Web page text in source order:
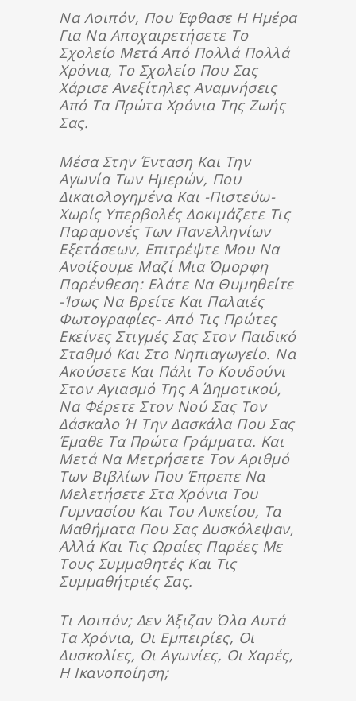
Να Λοιπόν, Που Έφθασε Η Ημέρα
Για Να Αποχαιρετήσετε Το
Σχολείο Μετά Από Πολλά Πολλά
Χρόνια, Το Σχολείο Που Σας
Χάρισε Ανεξίτηλες Αναμνήσεις
Από Τα Πρώτα Χρόνια Της Ζωής
Σας.
Μέσα Στην Ένταση Και Την
Αγωνία Των Ημερών, Που
Δικαιολογημένα Και -πιστεύω-
Χωρίς Υπερβολές Δοκιμάζετε Τις
Παραμονές Των Πανελληνίων
Εξετάσεων, Επιτρέψτε Μου Να
Ανοίξουμε Μαζί Μια Όμορφη
Παρένθεση: Ελάτε Να Θυμηθείτε
-ίσως Να Βρείτε Και Παλαιές
Φωτογραφίες- Από Τις Πρώτες
Εκείνες Στιγμές Σας Στον Παιδικό
Σταθμό Και Στο Νηπιαγωγείο. Να
Ακούσετε Και Πάλι Το Κουδούνι
Στον Αγιασμό Της Α΄ Δημοτικού,
Να Φέρετε Στον Νού Σας Τον
Δάσκαλο Ή Την Δασκάλα Που Σας
Έμαθε Τα Πρώτα Γράμματα. Και
Μετά Να Μετρήσετε Τον Αριθμό
Των Βιβλίων Που Έπρεπε Να
Μελετήσετε Στα Χρόνια Του
Γυμνασίου Και Του Λυκείου, Τα
Μαθήματα Που Σας Δυσκόλεψαν,
Αλλά Και Τις Ωραίες Παρέες Με
Τους Συμμαθητές Και Τις
Συμμαθήτριές Σας.
Τι Λοιπόν; Δεν Άξιζαν Όλα Αυτά
Τα Χρόνια, Οι Εμπειρίες, Οι
Δυσκολίες, Οι Αγωνίες, Οι Χαρές,
Η Ικανοποίηση;